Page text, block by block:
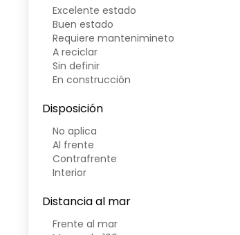
Excelente estado
Buen estado
Requiere mantenimineto
A reciclar
Sin definir
En construcción
Disposición
No aplica
Al frente
Contrafrente
Interior
Distancia al mar
Frente al mar